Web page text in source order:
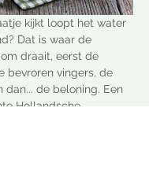
kijkt loopt het water
Dat is waar de
draait, eerst de
bevroren vingers, de
dan... de beloning. Een
Hollandsche